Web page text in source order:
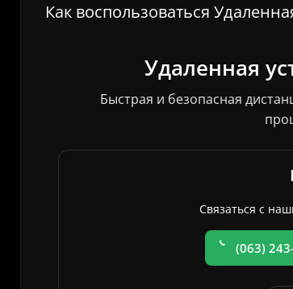
Как воспользоваться
Удаленная
Быстрая и безопасная
Связаться с
(063)